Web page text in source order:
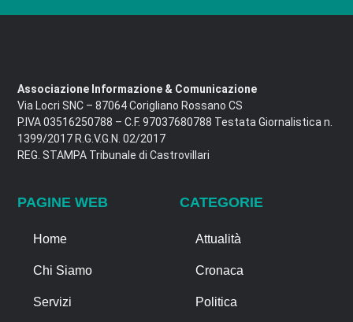
Associazione Informazione & Comunicazione
Via Locri SNC – 87064 Corigliano Rossano CS
P.IVA 03516250788 – C.F. 97037680788 Testata Giornalistica n.
1399/2017 R.G.V.G.N. 02/2017
REG. STAMPA Tribunale di Castrovillari
PAGINE WEB
Home
Chi Siamo
Servizi
CATEGORIE
Attualità
Cronaca
Politica